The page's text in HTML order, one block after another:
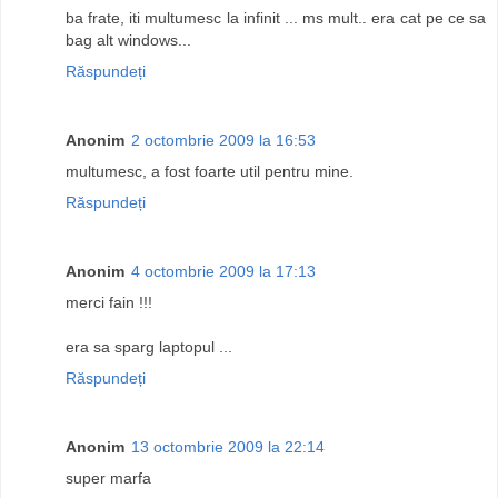
ba frate, iti multumesc la infinit ... ms mult.. era cat pe ce sa
bag alt windows...
Răspundeți
Anonim 2 octombrie 2009 la 16:53
multumesc, a fost foarte util pentru mine.
Răspundeți
Anonim 4 octombrie 2009 la 17:13
merci fain !!!
era sa sparg laptopul ...
Răspundeți
Anonim 13 octombrie 2009 la 22:14
super marfa